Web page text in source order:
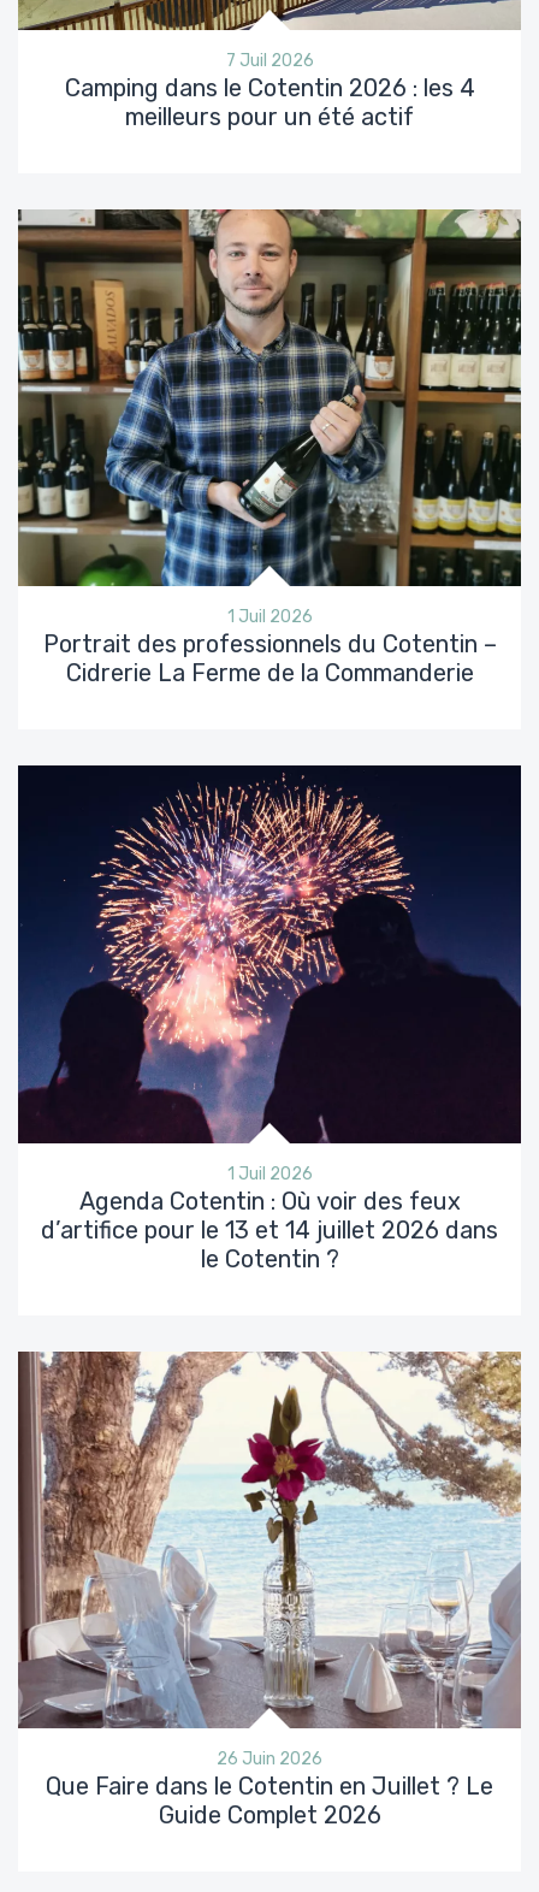
7 Juil 2026
Camping dans le Cotentin 2026 : les 4
meilleurs pour un été actif
1 Juil 2026
Portrait des professionnels du Cotentin –
Cidrerie La Ferme de la Commanderie
1 Juil 2026
Agenda Cotentin : Où voir des feux
d’artifice pour le 13 et 14 juillet 2026 dans
le Cotentin ?
26 Juin 2026
Que Faire dans le Cotentin en Juillet ? Le
Guide Complet 2026